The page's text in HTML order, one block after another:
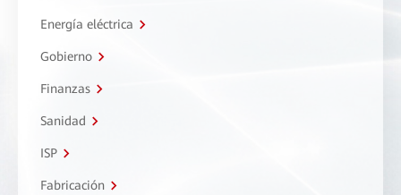
Energía eléctrica
Gobierno
Finanzas
Sanidad
ISP
Fabricación